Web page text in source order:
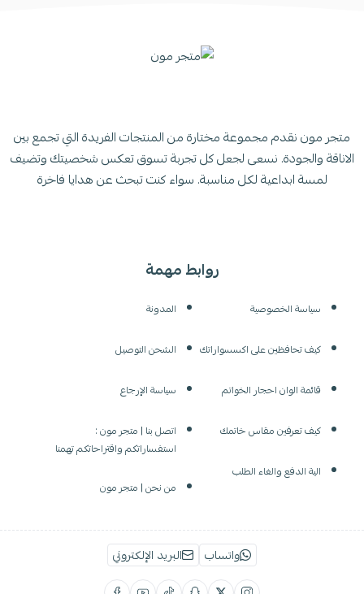
روابط مهمة
سياسة الخصوصية
كيف تحافظين على اكسسواراتك
قائمة الوان احجار الخواتم
كيف تعرفين مقاس خاتمك
الية الدفع والغاء الطلب
المدونة
الشحن التوصيل
سياسة الإرجاع
اتصل بنا | متجر مون :
استفساراتكم واقتراحاتكم تهمنا
من نحن | متجر مون
متجر مون نقدم مجموعة مختارة من المنتجات الفريدة التي تجمع بين
الاناقة والجودة. نسعى لجعل كل تجربة تسوق تعكس شخصيتك وتضيف
لمسة ابداعية لكل مناسبة. سواء كنت تبحث عن هدايا فاخرة
واتساب البريد الإلكتروني